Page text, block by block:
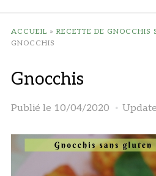
ACCUEIL » RECETTE DE
GNOCCHIS
Gnocchis
Publié le 10/04/2020